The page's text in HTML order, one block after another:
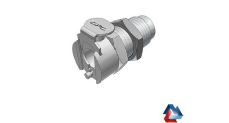
IN DEN WARENKORB